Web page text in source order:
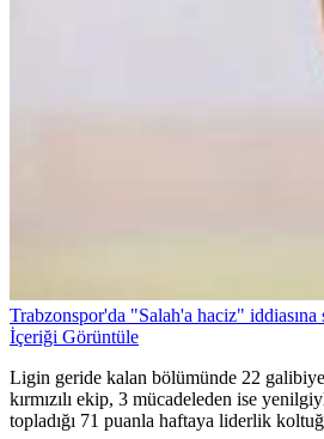
Trabzonspor'da "Salah'a haciz" iddiasına
İçeriği Görüntüle
Ligin geride kalan bölümünde 22
kırmızılı ekip, 3 mücadeleden ise
topladığı 71 puanla haftaya liderlik